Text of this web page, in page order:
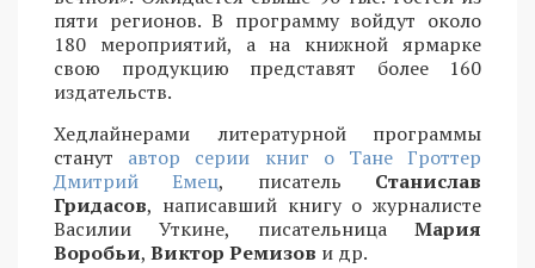
пяти регионов. В программу войдут около
180 мероприятий, а на книжной ярмарке
свою продукцию представят более 160
издательств.
Хедлайнерами литературной программы
станут автор серии книг о Тане Гроттер
Дмитрий Емец, писатель Станислав
Гридасов, написавший книгу о журналисте
Василии Уткине, писательница Мария
Воробьи, Виктор Ремизов и др.